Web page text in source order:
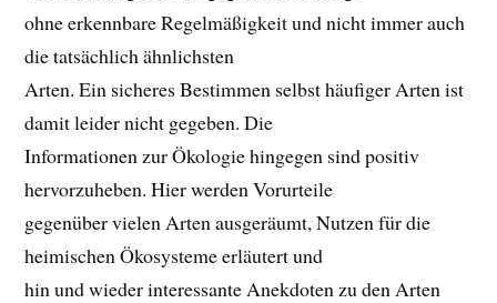
ohne erkennbare Regelmäßigkeit und nicht immer auch
die tatsächlich ähnlichsten
Arten. Ein sicheres Bestimmen selbst häufiger Arten ist
damit leider nicht gegeben. Die
Informationen zur Ökologie hingegen sind positiv
hervorzuheben. Hier werden Vorurteile
gegenüber vielen Arten ausgeräumt, Nutzen für die
heimischen Ökosysteme erläutert und
hin und wieder interessante Anekdoten zu den Arten